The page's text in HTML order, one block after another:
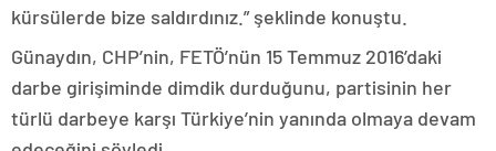
kürsülerde bize saldırdınız.” şeklinde konuştu.
Günaydın, CHP’nin, FETÖ’nün 15 Temmuz 2016’daki
darbe girişiminde dimdik durduğunu, partisinin her
türlü darbeye karşı Türkiye’nin yanında olmaya devam